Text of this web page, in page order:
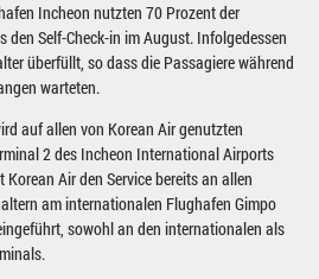
Incheon nutzten 70 Prozent der
den Self-Check-in im August. Infolgedessen
überfüllt, so dass die Passagiere während
warteten.
auf allen von Korean Air genutzten
2 des Incheon International Airports
Air den Service bereits an allen
am internationalen Flughafen Gimpo
sowohl an den internationalen als